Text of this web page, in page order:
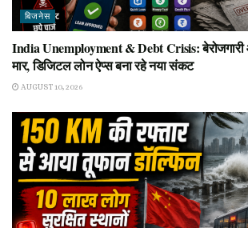
बिजनेस
India Unemployment & Debt Crisis: बेरोजगारी
मार, डिजिटल लोन ऐप्स बना रहे नया संकट
AUGUST 10, 2026